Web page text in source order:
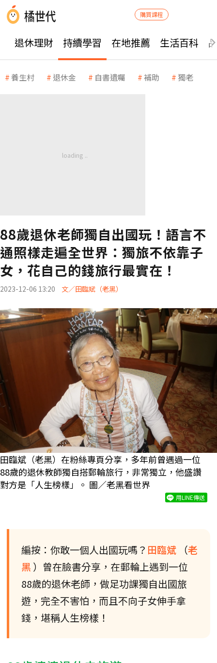
購買課程
退休理財 持續學習 在地推薦 生活百科
養生村 退休金 自書遺囑 補助 獨老
88歲退休老師獨自出國玩！語言不
通照樣走遍全世界：獨旅不依靠子
女，花自己的錢旅行最實在！
2023-12-06 13:20 文／田臨斌（老黑）
田臨斌（老黑）在粉絲專頁分享，多年前曾遇過一位
88歲的退休教師獨自搭郵輪旅行，非常獨立，他盛讚
對方是「人生榜樣」。 圖／老黑看世界
用LINE傳送
編按：你敢一個人出國玩嗎？ 田臨斌 （老
黑 ）曾在臉書分享，在郵輪上遇到一位
88歲的退休老師，做足功課獨自出國旅
遊，完全不害怕，而且不向子女伸手拿
錢，堪稱人生榜樣！